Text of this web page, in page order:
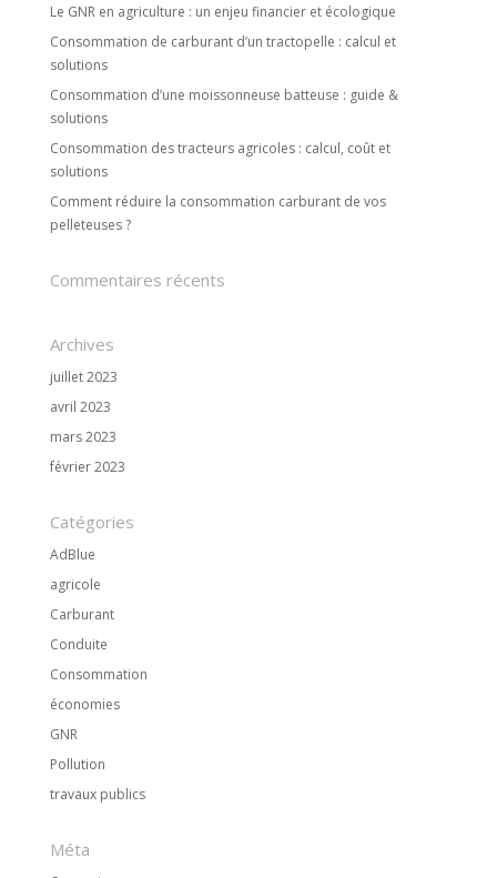
Le GNR en agriculture : un enjeu financier et écologique
Consommation de carburant d’un tractopelle : calcul et
solutions
Consommation d’une moissonneuse batteuse : guide &
solutions
Consommation des tracteurs agricoles : calcul, coût et
solutions
Comment réduire la consommation carburant de vos
pelleteuses ?
Commentaires récents
Archives
juillet 2023
avril 2023
mars 2023
février 2023
Catégories
AdBlue
agricole
Carburant
Conduite
Consommation
économies
GNR
Pollution
travaux publics
Méta